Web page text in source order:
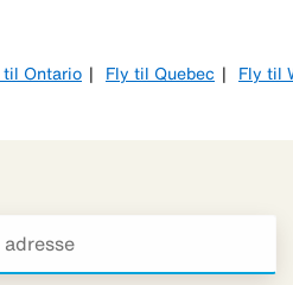
til Ontario Fly til Quebec Fly til